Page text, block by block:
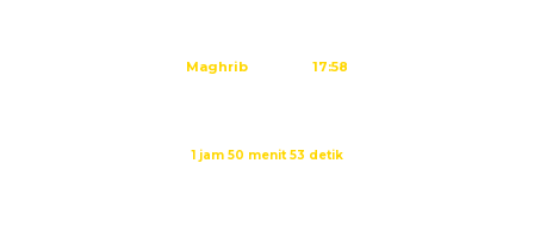
Maghrib 17:58
1 jam 50 menit 53 detik